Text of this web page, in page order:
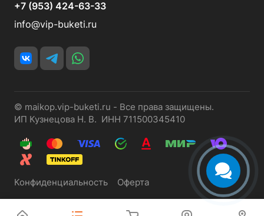
+7 (953) 424-63-33
info@vip-buketi.ru
© maikop.vip-buketi.ru - Все права защищены.
ИП Кузнецова Н. В. ИНН 711500345410
Конфиденциальность Оферта